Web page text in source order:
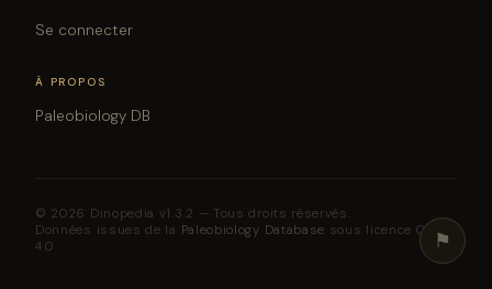
⚑
Se connecter
À PROPOS
Paleobiology DB
© 2026 Dinopedia v1.3.2 — Tous droits réservés.
Données issues de la Paleobiology Database sous licence CC BY
4.0